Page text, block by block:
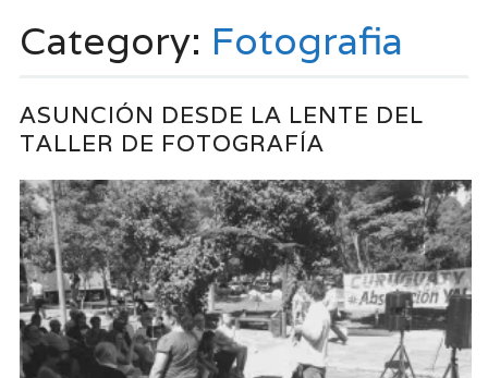
Category: Fotografia
ASUNCIÓN DESDE LA LENTE DEL
TALLER DE FOTOGRAFÍA